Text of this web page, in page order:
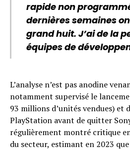
rapide non
dernières semaines
grand huit. J’ai de la
équipes de
L’analyse n’est pas anodine
notamment supervisé le
93 millions d’unités vendues) et
PlayStation avant de quitter
régulièrement montré critique
du secteur, estimant en 2023